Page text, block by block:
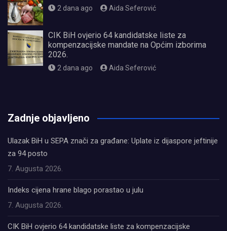
2 dana ago Aida Seferović
CIK BiH ovjerio 64 kandidatske liste za
kompenzacijske mandate na Općim izborima
2026.
2 dana ago Aida Seferović
Zadnje objavljeno
Ulazak BiH u SEPA znači za građane: Uplate iz dijaspore jeftinije
za 94 posto
7. Augusta 2026.
Indeks cijena hrane blago porastao u julu
7. Augusta 2026.
CIK BiH ovjerio 64 kandidatske liste za kompenzacijske